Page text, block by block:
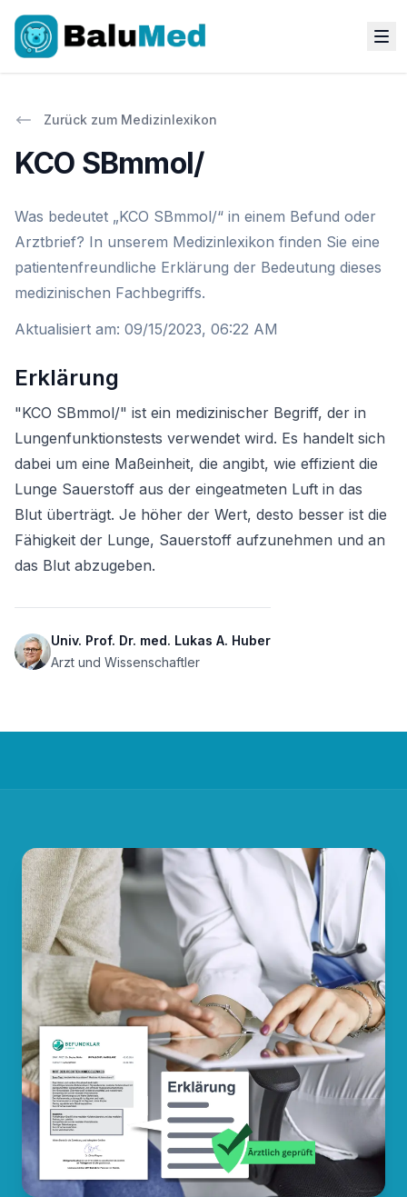
Zurück zum Medizinlexikon
KCO SBmmol/
Was bedeutet „KCO SBmmol/“ in einem Befund oder
Arztbrief? In unserem Medizinlexikon finden Sie eine
patientenfreundliche Erklärung der Bedeutung dieses
medizinischen Fachbegriffs.
Aktualisiert am: 09/15/2023, 06:22 AM
Erklärung
"KCO SBmmol/" ist ein medizinischer Begriff, der in
Lungenfunktionstests verwendet wird. Es handelt sich
dabei um eine Maßeinheit, die angibt, wie effizient die
Lunge Sauerstoff aus der eingeatmeten Luft in das
Blut überträgt. Je höher der Wert, desto besser ist die
Fähigkeit der Lunge, Sauerstoff aufzunehmen und an
das Blut abzugeben.
Univ. Prof. Dr. med. Lukas A. Huber
Arzt und Wissenschaftler